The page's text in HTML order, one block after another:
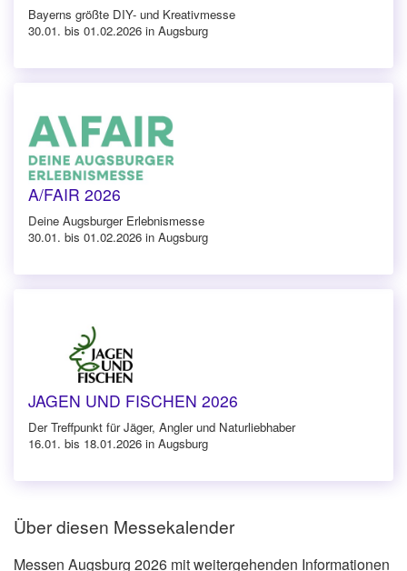
Bayerns größte DIY- und Kreativmesse
30.01. bis 01.02.2026 in Augsburg
A/FAIR 2026
Deine Augsburger Erlebnismesse
30.01. bis 01.02.2026 in Augsburg
JAGEN UND FISCHEN 2026
Der Treffpunkt für Jäger, Angler und Naturliebhaber
16.01. bis 18.01.2026 in Augsburg
Über diesen Messekalender
Messen Augsburg 2026 mit weitergehenden Informationen